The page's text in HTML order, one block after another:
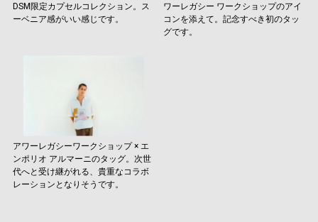
DSM限定カプセルコレクション。ス
ーベニア感がいい感じです。
ワーレガシー ワークショップのアイ
コンを添えて。記念すべき初のタッ
グです。
アワーレガシーワークショップ × エ
ンポリオ アルマーニのタッグ。次世
代へと受け継がれる、貴重なコラボ
レーションとなりそうです。